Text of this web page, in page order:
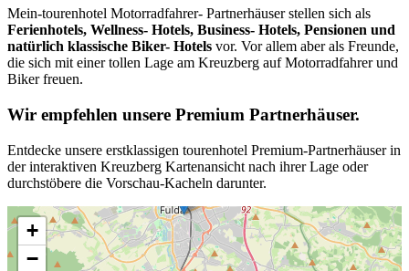
Mein-tourenhotel Motorradfahrer- Partnerhäuser stellen sich als
Ferienhotels, Wellness- Hotels, Business- Hotels, Pensionen und
natürlich klassische Biker- Hotels vor. Vor allem aber als Freunde,
die sich mit einer tollen Lage am Kreuzberg auf Motorradfahrer und
Biker freuen.
Wir empfehlen unsere Premium Partnerhäuser.
Entdecke unsere erstklassigen tourenhotel Premium-Partnerhäuser in
der interaktiven Kreuzberg Kartenansicht nach ihrer Lage oder
durchstöbere die Vorschau-Kacheln darunter.
+
−